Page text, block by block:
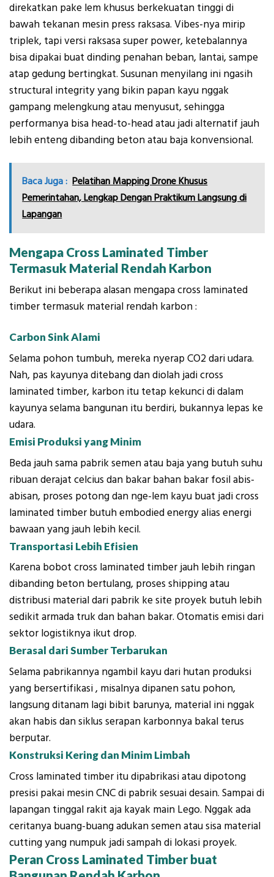
direkatkan pake lem khusus berkekuatan tinggi di
bawah tekanan mesin press raksasa. Vibes-nya mirip
triplek, tapi versi raksasa super power, ketebalannya
bisa dipakai buat dinding penahan beban, lantai, sampe
atap gedung bertingkat. Susunan menyilang ini ngasih
structural integrity yang bikin papan kayu nggak
gampang melengkung atau menyusut, sehingga
performanya bisa head-to-head atau jadi alternatif jauh
lebih enteng dibanding beton atau baja konvensional.
Baca Juga : Pelatihan Mapping Drone Khusus
Pemerintahan, Lengkap Dengan Praktikum Langsung di
Lapangan
Mengapa Cross Laminated Timber
Termasuk Material Rendah Karbon
Berikut ini beberapa alasan mengapa cross laminated
timber termasuk material rendah karbon :
Carbon Sink Alami
Selama pohon tumbuh, mereka nyerap CO2 dari udara.
Nah, pas kayunya ditebang dan diolah jadi cross
laminated timber, karbon itu tetap kekunci di dalam
kayunya selama bangunan itu berdiri, bukannya lepas ke
udara.
Emisi Produksi yang Minim
Beda jauh sama pabrik semen atau baja yang butuh suhu
ribuan derajat celcius dan bakar bahan bakar fosil abis-
abisan, proses potong dan nge-lem kayu buat jadi cross
laminated timber butuh embodied energy alias energi
bawaan yang jauh lebih kecil.
Transportasi Lebih Efisien
Karena bobot cross laminated timber jauh lebih ringan
dibanding beton bertulang, proses shipping atau
distribusi material dari pabrik ke site proyek butuh lebih
sedikit armada truk dan bahan bakar. Otomatis emisi dari
sektor logistiknya ikut drop.
Berasal dari Sumber Terbarukan
Selama pabrikannya ngambil kayu dari hutan produksi
yang bersertifikasi , misalnya dipanen satu pohon,
langsung ditanam lagi bibit barunya, material ini nggak
akan habis dan siklus serapan karbonnya bakal terus
berputar.
Konstruksi Kering dan Minim Limbah
Cross laminated timber itu dipabrikasi atau dipotong
presisi pakai mesin CNC di pabrik sesuai desain. Sampai di
lapangan tinggal rakit aja kayak main Lego. Nggak ada
ceritanya buang-buang adukan semen atau sisa material
cutting yang numpuk jadi sampah di lokasi proyek.
Peran Cross Laminated Timber buat